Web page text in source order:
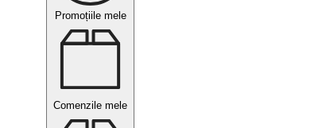
Promoțiile mele
Comenzile mele